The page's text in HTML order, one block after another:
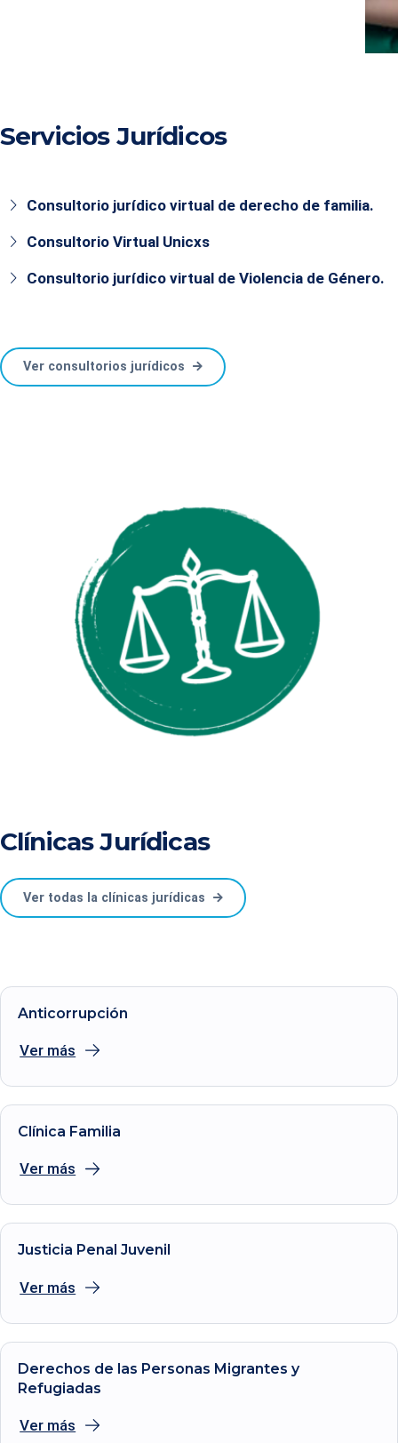
Servicios Jurídicos
Consultorio jurídico virtual de derecho de familia.
Consultorio Virtual Unicxs
Consultorio jurídico virtual de Violencia de Género.
Ver consultorios jurídicos
Clínicas Jurídicas
Ver todas la clínicas jurídicas
Anticorrupción
Ver más
Clínica Familia
Ver más
Justicia Penal Juvenil
Ver más
Derechos de las Personas Migrantes y
Refugiadas
Ver más